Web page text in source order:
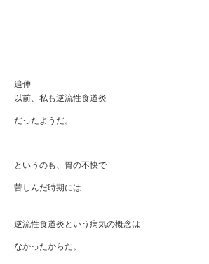
追伸
以前、私も逆流性食道炎
だったようだ。
というのも、胃の不快で
苦しんだ時期には
逆流性食道炎という病気の概念は
なかったからだ。